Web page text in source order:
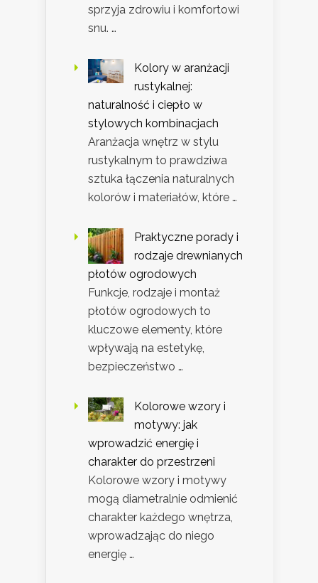
sprzyja zdrowiu i komfortowi
snu. …
Kolory w aranżacji
rustykalnej:
naturalność i ciepło w
stylowych kombinacjach
Aranżacja wnętrz w stylu
rustykalnym to prawdziwa
sztuka łączenia naturalnych
kolorów i materiałów, które …
Praktyczne porady i
rodzaje drewnianych
płotów ogrodowych
Funkcje, rodzaje i montaż
płotów ogrodowych to
kluczowe elementy, które
wpływają na estetykę,
bezpieczeństwo …
Kolorowe wzory i
motywy: jak
wprowadzić energię i
charakter do przestrzeni
Kolorowe wzory i motywy
mogą diametralnie odmienić
charakter każdego wnętrza,
wprowadzając do niego
energię …